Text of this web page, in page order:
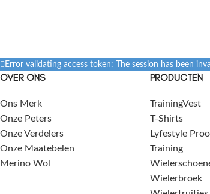
Error validating access token: The session has been
OVER ONS
Ons Merk
Onze Peters
Onze Verdelers
Onze Maatebelen
Merino Wol
PRODUCTEN
TrainingVest
T-Shirts
Lyfestyle
Training
Wielerbroek